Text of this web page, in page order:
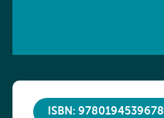
ISBN: 9780194539678